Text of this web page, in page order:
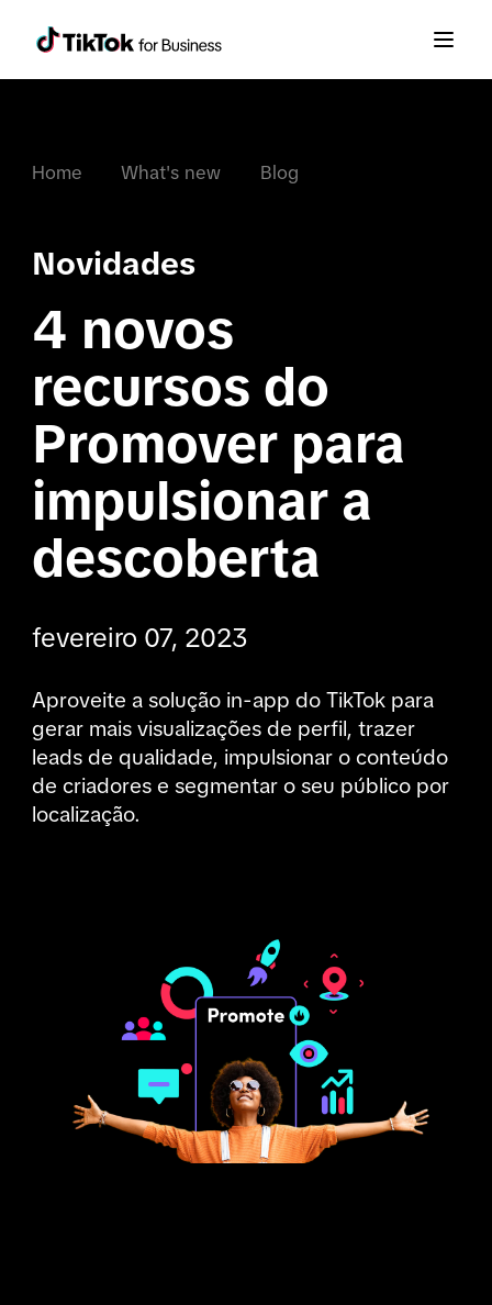
Home What's new Blog
Novidades
4 novos
recursos do
Promover para
impulsionar a
descoberta
fevereiro 07, 2023
Aproveite a solução in-app do TikTok para
gerar mais visualizações de perfil, trazer
leads de qualidade, impulsionar o conteúdo
de criadores e segmentar o seu público por
localização.